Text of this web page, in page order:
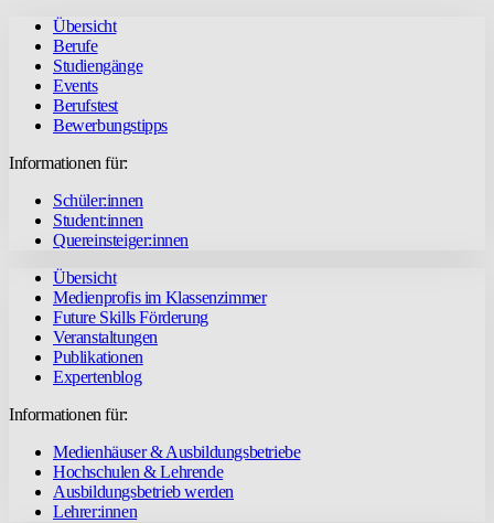
Übersicht
Berufe
Studiengänge
Events
Berufstest
Bewerbungstipps
Informationen für:
Schüler:innen
Student:innen
Quereinsteiger:innen
Übersicht
Medienprofis im Klassenzimmer
Future Skills Förderung
Veranstaltungen
Publikationen
Expertenblog
Informationen für:
Medienhäuser & Ausbildungsbetriebe
Hochschulen & Lehrende
Ausbildungsbetrieb werden
Lehrer:innen